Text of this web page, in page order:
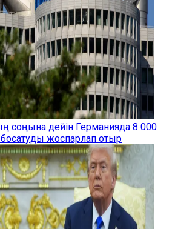
соңына дейін Германияда 8 000
жоспарлап отыр